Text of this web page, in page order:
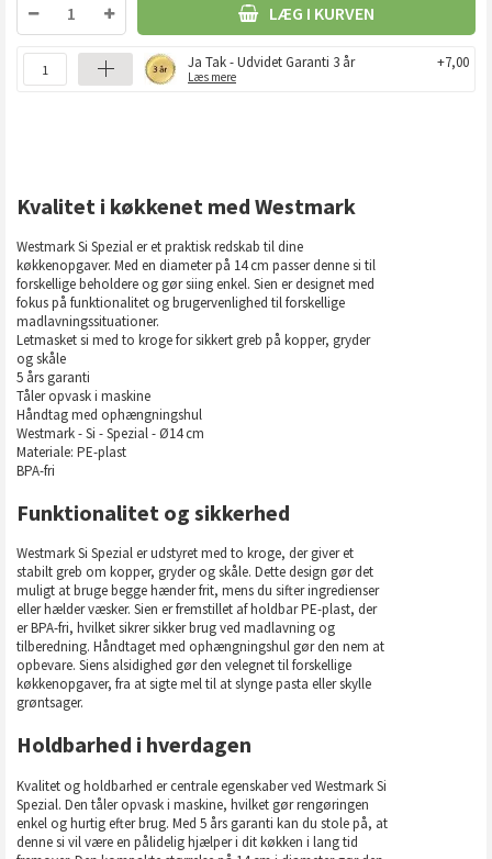
LÆG I KURVEN
Ja Tak - Udvidet Garanti 3 år
Læs mere
+7,00
Kvalitet i køkkenet med Westmark
Westmark Si Spezial er et praktisk redskab til dine
køkkenopgaver. Med en diameter på 14 cm passer denne si til
forskellige beholdere og gør siing enkel. Sien er designet med
fokus på funktionalitet og brugervenlighed til forskellige
madlavningssituationer.
Letmasket si med to kroge for sikkert greb på kopper, gryder
og skåle
5 års garanti
Tåler opvask i maskine
Håndtag med ophængningshul
Westmark - Si - Spezial - Ø14 cm
Materiale: PE-plast
BPA-fri
Funktionalitet og sikkerhed
Westmark Si Spezial er udstyret med to kroge, der giver et
stabilt greb om kopper, gryder og skåle. Dette design gør det
muligt at bruge begge hænder frit, mens du sifter ingredienser
eller hælder væsker. Sien er fremstillet af holdbar PE-plast, der
er BPA-fri, hvilket sikrer sikker brug ved madlavning og
tilberedning. Håndtaget med ophængningshul gør den nem at
opbevare. Siens alsidighed gør den velegnet til forskellige
køkkenopgaver, fra at sigte mel til at slynge pasta eller skylle
grøntsager.
Holdbarhed i hverdagen
Kvalitet og holdbarhed er centrale egenskaber ved Westmark Si
Spezial. Den tåler opvask i maskine, hvilket gør rengøringen
enkel og hurtig efter brug. Med 5 års garanti kan du stole på, at
denne si vil være en pålidelig hjælper i dit køkken i lang tid